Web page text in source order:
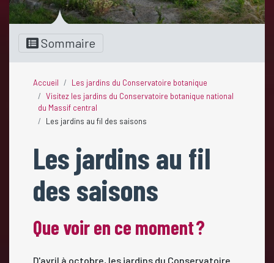
Accueil
Les jardins du Conservatoire botanique
Visitez les jardins du Conservatoire botanique national
du Massif central
Les jardins au fil des saisons
Les jardins au fil
des saisons
Que voir en ce moment ?
D'avril à octobre, les jardins du Conservatoire
Sommaire